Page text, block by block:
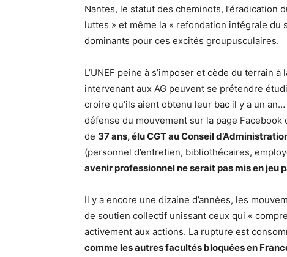
Nantes, le statut des cheminots, l’éradication
luttes » et même la « refondation intégrale du
dominants pour ces excités groupusculaires.
L’UNEF peine à s’imposer et cède du terrain
intervenant aux AG peuvent se prétendre
croire qu’ils aient obtenu leur bac il y a un
défense du mouvement sur la page
de 37 ans, élu CGT au Conseil
(personnel d’entretien, bibliothécaires,
avenir professionnel ne serait pas mis en jeu
Il y a encore une dizaine d’années, les
de soutien collectif unissant ceux qui «
activement aux actions. La rupture est
comme les autres facultés bloquées en